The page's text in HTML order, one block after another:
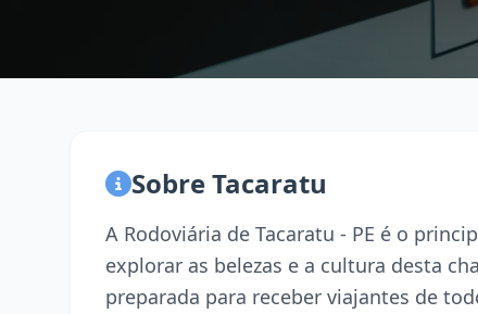
Sobre Tacaratu
A Rodoviária de Tacaratu - PE é o
explorar as belezas e a cultura desta
preparada para receber viajantes de